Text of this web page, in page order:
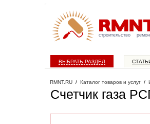
строительство
ВЫБРАТЬ РАЗДЕЛ
RMNT.RU / Каталог товаров и услуг /
Cчетчик газа